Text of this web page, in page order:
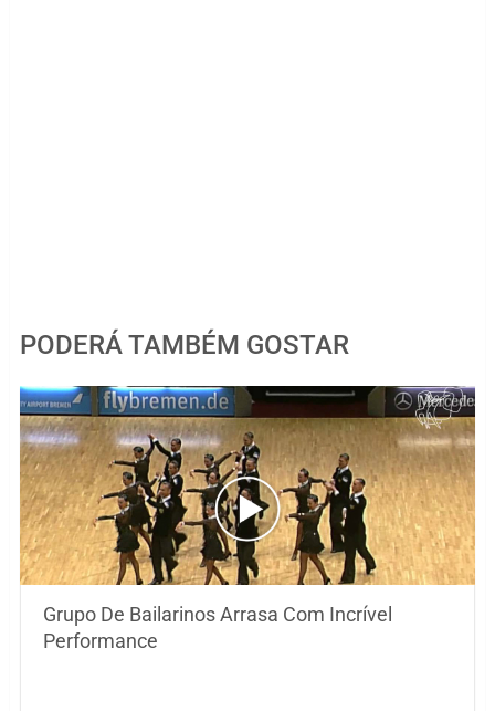
PODERÁ TAMBÉM GOSTAR
Grupo De Bailarinos Arrasa Com Incrível
Performance